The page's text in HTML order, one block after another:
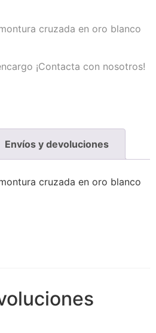
cruzada en oro blanco
¡Contacta con nosotros!
Envíos y devoluciones
cruzada en oro blanco